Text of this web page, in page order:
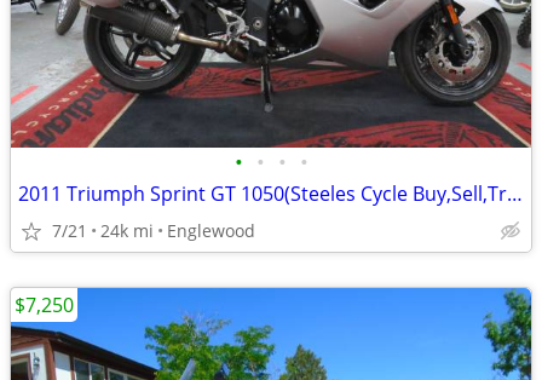
• • • •
2011 Triumph Sprint GT 1050(Steeles Cycle Buy,Sell,Trade,Consign)
7/21 24k mi Englewood
$7,250